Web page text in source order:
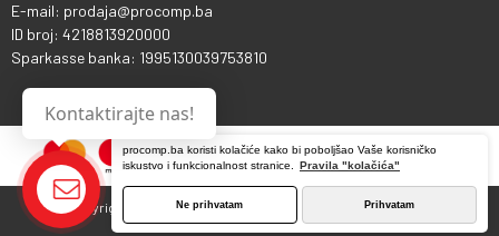
procomp.ba koristi kolačiće kako bi poboljšao Vaše korisničko
iskustvo i funkcionalnost stranice.
Pravila "kolačića"
Ne prihvatam Prihvatam
E-mail: prodaja@procomp.ba
ID broj: 4218813920000
Sparkasse banka: 1995130039753810
Copyright © 2013 - 2026 ProComp d.o.o. Sva prava pridržana.
Kontaktirajte nas!